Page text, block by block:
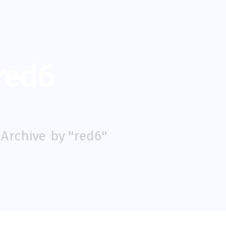
Archive by "red6"